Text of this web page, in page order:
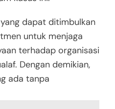
dapat ditimbulkan
untuk menjaga
terhadap organisasi
Dengan demikian,
ada tanpa